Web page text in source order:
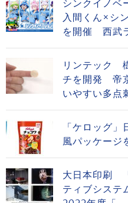
シンクイノベ
入間くん×シ
を開催 西武
リンテック
チを開発 帝
いやすい多点
「ケロッグ
風パッケージ
大日本印刷
ティブシス